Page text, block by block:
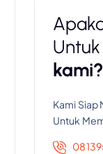
Untuk
kami?
Kami Siap
Untuk